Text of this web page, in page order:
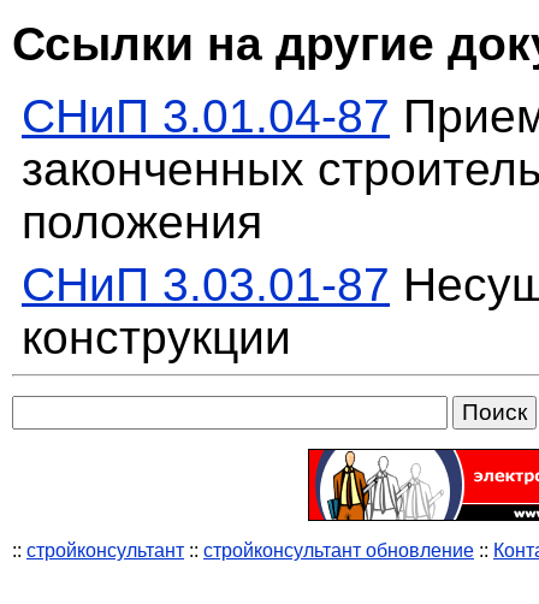
Ссылки на другие
СНиП 3.01.04-87
законченных
положения
СНиП 3.03.01-87
конструкции
:: стройконсультант :: стройконсультант обновление ::